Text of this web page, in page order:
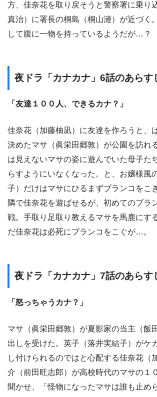
方、佳奈花を取り戻そうと警察署に乗り
真治）に署長の桐島（桐山漣）が近づく
して腹に一物を持っているようだが…？
夜ドラ「カナカナ」6話のあらす
「友達１００人、できるカナ？」
佳奈花（加藤柚凪）に友達を作ろうと、
決めたマサ（眞栄田郷敦）が公園を訪れ
は見えないマサの姿に遊んでいた母子た
らすようにいなくなった。と、お嬢様風
子）だけはマサにひるまずブランコをこ
隣で佳奈花を遊ばせるが、初めてのブラ
戦。手取り足取り教えるマサを馬鹿にす
だ佳奈花は必死にブランコをこぐが…。
夜ドラ「カナカナ」7話のあらす
「怒っちゃうカナ？」
マサ（眞栄田郷敦）が夏影家の当主（飯
出しを受けた。英子（落井実結子）がケ
し付けられるのではと心配する佳奈花（
介（前田旺志郎）が高校時代のマサの１
聞かせ、「怪物になったマサは誰も止め